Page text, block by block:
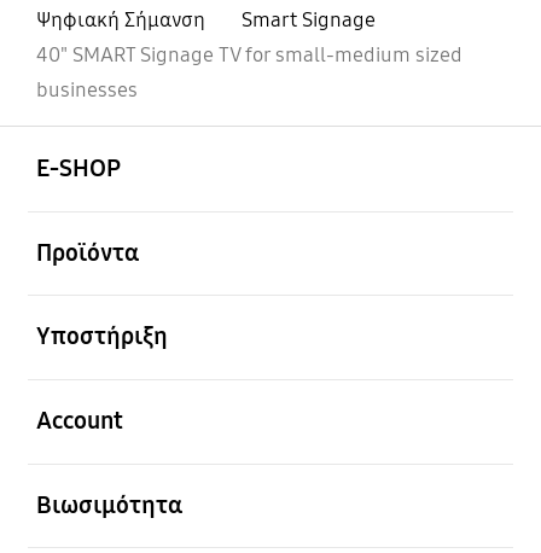
Ψηφιακή Σήμανση
Smart Signage
40" SMART Signage TV for small-medium sized
businesses
E-SHOP
Προϊόντα
Υποστήριξη
Account
Βιωσιμότητα